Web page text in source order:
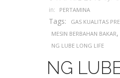
in: PERTAMINA
Tags: GAS KUALITAS
MESIN BERBAHAN BAKAR,
NG LUBE LONG LIFE
NG